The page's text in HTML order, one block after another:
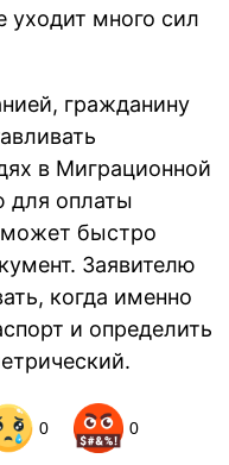
уходит много сил
гражданину
в Миграционной
для оплаты
быстро
Заявителю
когда именно
и определить
0 0